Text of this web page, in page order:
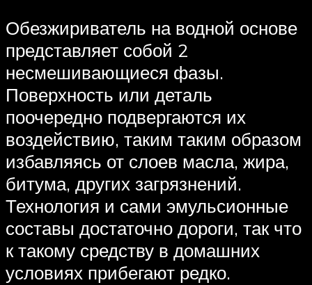
Обезжириватель на водной основе
представляет собой 2
несмешивающиеся фазы.
Поверхность или деталь
поочередно подвергаются их
воздействию, таким таким образом
избавляясь от слоев масла, жира,
битума, других загрязнений.
Технология и сами эмульсионные
составы достаточно дороги, так что
к такому средству в домашних
условиях прибегают редко.